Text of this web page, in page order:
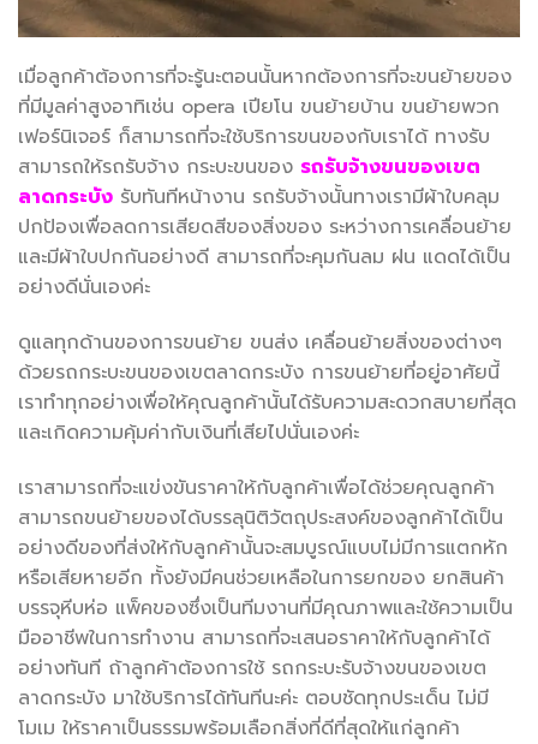
เมื่อลูกค้าต้องการที่จะรู้นะตอนนั้นหากต้องการที่จะขนย้ายของ
ที่มีมูลค่าสูงอาทิเช่น opera เปียโน ขนย้ายบ้าน ขนย้ายพวก
เฟอร์นิเจอร์ ก็สามารถที่จะใช้บริการขนของกับเราได้ ทางรับ
สามารถให้รถรับจ้าง กระบะขนของ รถรับจ้างขนของเขต
ลาดกระบัง รับทันทีหน้างาน รถรับจ้างนั้นทางเรามีผ้าใบคลุม
ปกป้องเพื่อลดการเสียดสีของสิ่งของ ระหว่างการเคลื่อนย้าย
และมีผ้าใบปกกันอย่างดี สามารถที่จะคุมกันลม ฝน แดดได้เป็น
อย่างดีนั่นเองค่ะ
ดูแลทุกด้านของการขนย้าย ขนส่ง เคลื่อนย้ายสิ่งของต่างๆ
ด้วยรถกระบะขนของเขตลาดกระบัง การขนย้ายที่อยู่อาศัยนี้
เราทำทุกอย่างเพื่อให้คุณลูกค้านั้นได้รับความสะดวกสบายที่สุด
และเกิดความคุ้มค่ากับเงินที่เสียไปนั่นเองค่ะ
เราสามารถที่จะแข่งขันราคาให้กับลูกค้าเพื่อได้ช่วยคุณลูกค้า
สามารถขนย้ายของได้บรรลุนิติวัตถุประสงค์ของลูกค้าได้เป็น
อย่างดีของที่ส่งให้กับลูกค้านั้นจะสมบูรณ์แบบไม่มีการแตกหัก
หรือเสียหายอีก ทั้งยังมีคนช่วยเหลือในการยกของ ยกสินค้า
บรรจุหีบห่อ แพ็คของซึ่งเป็นทีมงานที่มีคุณภาพและใช้ความเป็น
มืออาชีพในการทำงาน สามารถที่จะเสนอราคาให้กับลูกค้าได้
อย่างทันที ถ้าลูกค้าต้องการใช้ รถกระบะรับจ้างขนของเขต
ลาดกระบัง มาใช้บริการได้ทันทีนะค่ะ ตอบชัดทุกประเด็น ไม่มี
โมเม ให้ราคาเป็นธรรมพร้อมเลือกสิ่งที่ดีที่สุดให้แก่ลูกค้า